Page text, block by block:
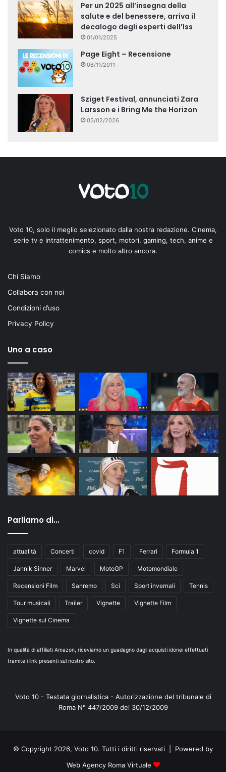
Per un 2025 all’insegna della
salute e del benessere, arriva il
decalogo degli esperti dell’Iss
01/01/2025
Page Eight – Recensione
08/11/2011
Sziget Festival, annunciati Zara
Larsson e i Bring Me the Horizon
05/02/2026
Voto 10, solo il meglio selezionato dalla nostra redazione. Cinema,
serie tv e intrattenimento, sport, motori, gaming, tech, anime e
comics e molto altro ancora.
Chi Siamo
Collabora con noi
Condizioni d’uso
Privacy Policy
Uno a caso
Parliamo di…
attualità Concerti covid F1 Ferrari Formula 1
Jannik Sinner Marvel MotoGP Motomondiale
Recensioni Film Sanremo Sci Sport invernali Tennis
Tour musicali Trailer Vignette Vignette Film
Vignette sul Cinema
In qualità di affiliati Amazon, riceviamo un guadagno dagli acquisti idonei effettuati
tramite i link presenti sul nostro sito.
Voto 10 - Testata giornalistica - Autorizzazione del tribunale di
Roma N° 447/2009 del 30/12/2009
© Copyright 2026, Voto 10. Tutti i diritti riservati | Powered by
Web Agency Roma Virtuale